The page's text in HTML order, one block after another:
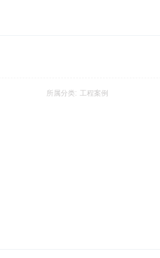
所属分类: 工程案例